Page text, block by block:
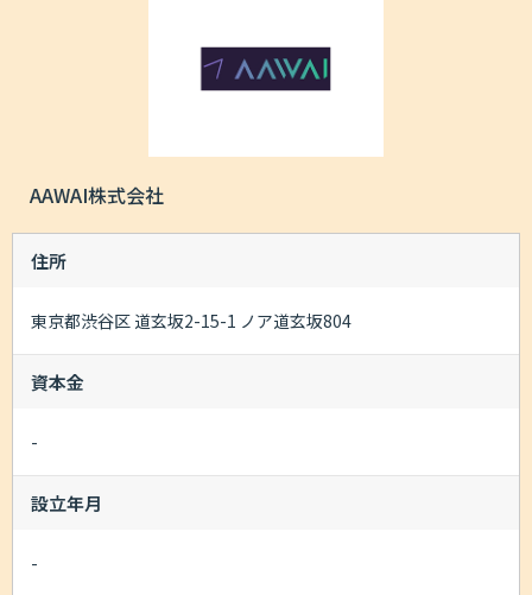
AAWAI株式会社
住所
東京都渋谷区 道玄坂2-15-1 ノア道玄坂804
資本金
-
設立年月
-